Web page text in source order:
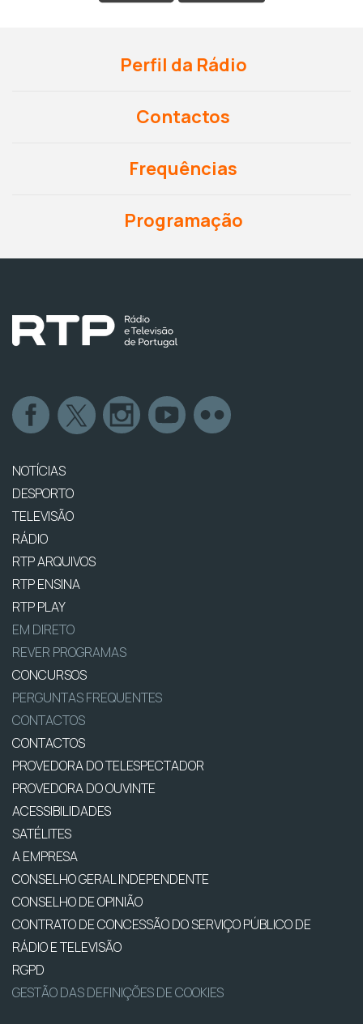
Perfil da Rádio
Contactos
Frequências
Programação
NOTÍCIAS
DESPORTO
TELEVISÃO
RÁDIO
RTP ARQUIVOS
RTP ENSINA
RTP PLAY
EM DIRETO
REVER PROGRAMAS
CONCURSOS
PERGUNTAS FREQUENTES
CONTACTOS
CONTACTOS
PROVEDORA DO TELESPECTADOR
PROVEDORA DO OUVINTE
ACESSIBILIDADES
SATÉLITES
A EMPRESA
CONSELHO GERAL INDEPENDENTE
CONSELHO DE OPINIÃO
CONTRATO DE CONCESSÃO DO SERVIÇO PÚBLICO DE
RÁDIO E TELEVISÃO
RGPD
GESTÃO DAS DEFINIÇÕES DE COOKIES